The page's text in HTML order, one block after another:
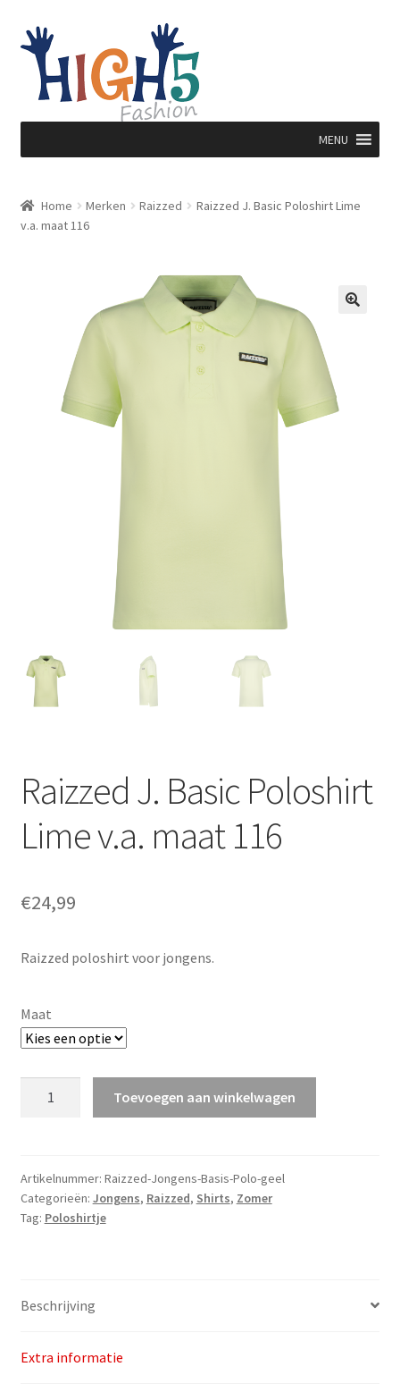
Ga
door
naar
navigatie
Ga
direct
naar
inhoud
MENU
Home Merken Raizzed
Raizzed J. Basic Poloshirt Lime
v.a. maat 116
Raizzed J. Basic Poloshirt
Lime v.a. maat 116
€24,99
Raizzed poloshirt voor jongens.
Maat
Lime
v.a.
maat
Toevoegen aan winkelwagen
Artikelnummer: Raizzed-Jongens-Basis-Polo-geel
Categorieën: Jongens, Raizzed, Shirts, Zomer
Tag: Poloshirtje
Beschrijving
Extra informatie